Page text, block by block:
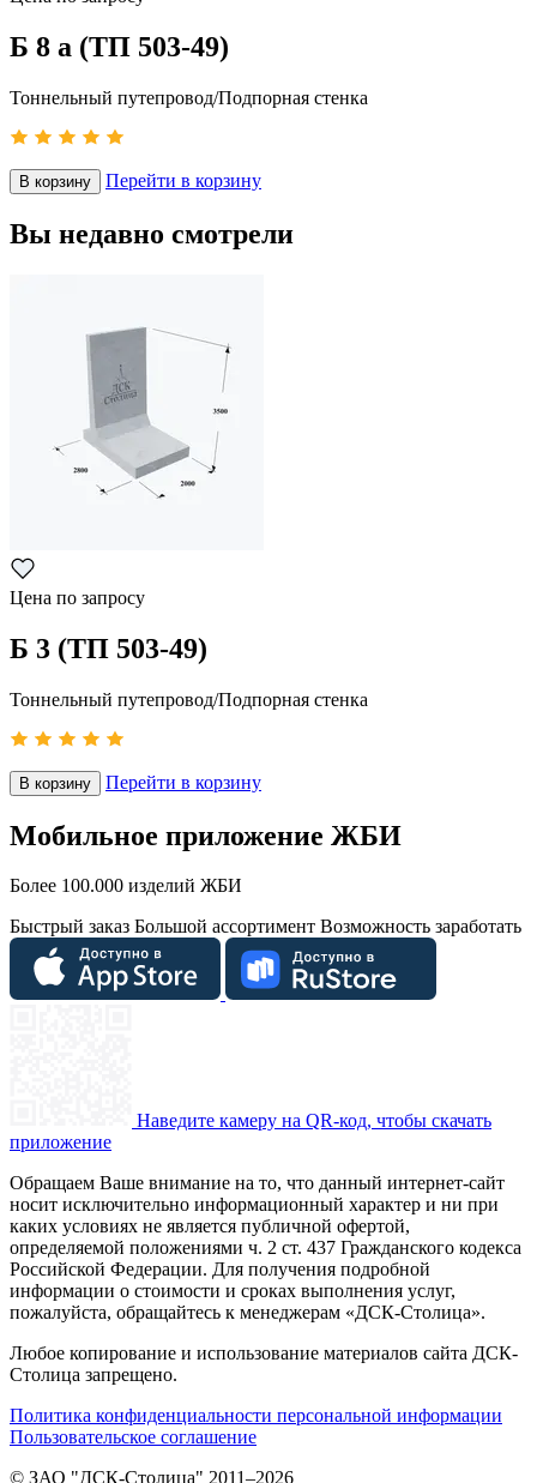
Б 8 а (ТП 503-49)
Тоннельный путепровод/Подпорная стенка
В корзину Перейти в корзину
Вы недавно смотрели
Цена по запросу
Б 3 (ТП 503-49)
Тоннельный путепровод/Подпорная стенка
В корзину Перейти в корзину
Мобильное приложение ЖБИ
Более 100.000 изделий ЖБИ
Быстрый заказ Большой ассортимент Возможность заработать
Наведите камеру на QR-код, чтобы скачать
приложение
Обращаем Ваше внимание на то, что данный интернет-сайт
носит исключительно информационный характер и ни при
каких условиях не является публичной офертой,
определяемой положениями ч. 2 ст. 437 Гражданского кодекса
Российской Федерации. Для получения подробной
информации о стоимости и сроках выполнения услуг,
пожалуйста, обращайтесь к менеджерам «ДСК-Столица».
Любое копирование и использование материалов сайта ДСК-
Столица запрещено.
Политика конфиденциальности персональной информации
Пользовательское соглашение
© ЗАО "ДСК-Столица" 2011–2026